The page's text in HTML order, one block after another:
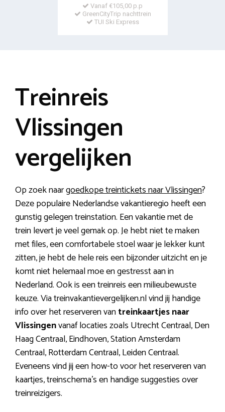
Vanaf €105,00 p.p
GreenCityTrip nachttrein
TUI Ski Express
Treinreis
Vlissingen
vergelijken
Op zoek naargoedkope treintickets naar Vlissingen?
Deze populaire Nederlandse vakantieregio heeft een
gunstig gelegen treinstation. Een vakantie met de
trein levert je veel gemak op. Je hebt niet te maken
met files, een comfortabele stoel waar je lekker kunt
zitten, je hebt de hele reis een bijzonder uitzicht en je
komt niet helemaal moe en gestresst aan in
Nederland. Ook is een treinreis een milieubewuste
keuze. Via treinvakantievergelijken.nl vind jij handige
info over het reserveren vantreinkaartjes naar
Vlissingenvanaf locaties zoals Utrecht Centraal, Den
Haag Centraal, Eindhoven, Station Amsterdam
Centraal, Rotterdam Centraal, Leiden Centraal.
Eveneens vind jij een how-to voor het reserveren van
kaartjes, treinschema’s en handige suggesties over
treinreizigers.